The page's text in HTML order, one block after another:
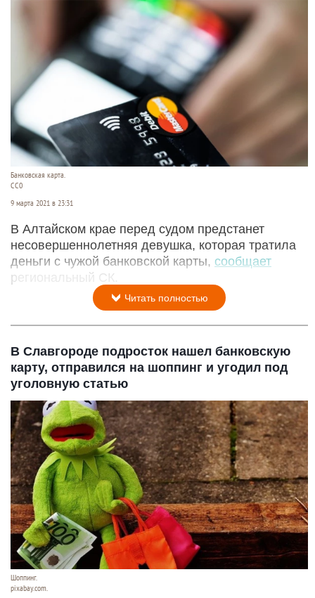
Банковская карта.
СС0
9 марта 2021 в 23:31
В Алтайском крае перед судом предстанет
несовершеннолетняя девушка, которая тратила
деньги с чужой банковской карты, сообщает
региональный СК.
Читать полностью
В Славгороде подросток нашел банковскую
карту, отправился на шоппинг и угодил под
уголовную статью
Шоппинг.
pixabay.com.